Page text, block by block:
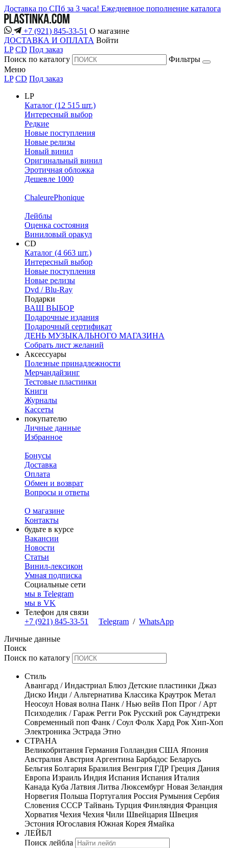
Доставка по СПб за 3 часа! Ежедневное пополнение каталога
+7 (921) 845-33-51 О магазине
ДОСТАВКА И ОПЛАТА Войти
LP CD Под заказ
Поиск по каталогу
Фильтры
Меню
LP CD Под заказ
LP
Каталог (12 515 шт.)
Интересный выбор
Редкие
Новые поступления
Новые релизы
Новый винил
Оригинальный винил
Эротичная обложка
Дешевле 1000
ChaleurePhonique
Лейблы
Оценка состояния
Виниловый оракул
CD
Каталог (4 663 шт.)
Интересный выбор
Новые поступления
Новые релизы
Dvd / Blu-Ray
Подарки
ВАШ ВЫБОР
Подарочные издания
Подарочный сертификат
ДЕНЬ МУЗЫКАЛЬНОГО МАГАЗИНА
Собрать лист желаний
Аксессуары
Полезные принадлежности
Мерчандайзинг
Тестовые пластинки
Книги
Журналы
Кассеты
покупателю
Личные данные
Избранное
Бонусы
Доставка
Оплата
Обмен и возврат
Вопросы и ответы
О магазине
Контакты
будьте в курсе
Вакансии
Новости
Статьи
Винил-лексикон
Умная подписка
Социальные сети
мы в Telegram
мы в VK
Телефон для связи
+7 (921) 845-33-51
Telegram / WhatsApp
Личные данные
Поиск
Поиск по каталогу
Стиль
Авангард / Индастриал Блюз Детские пластинки Джаз
Диско Инди / Альтернатива Классика Краутрок Метал
Неосоул Новая волна Панк / Нью вейв Поп Прог / Арт
Психоделик / Гараж Регги Рок Русский рок Саундтреки
Современный поп Фанк / Соул Фолк Хард Рок Хип-Хоп
Электроника Эстрада Этно
СТРАНА
Великобритания Германия Голландия США Япония
Австралия Австрия Аргентина Барбадос Беларусь
Бельгия Болгария Бразилия Венгрия ГДР Греция Дания
Европа Израиль Индия Испания Испания Италия
Канада Куба Латвия Литва Люксембург Новая Зеландия
Норвегия Польша Португалия Россия Румыния Сербия
Словения СССР Тайвань Турция Финляндия Франция
Хорватия Чехия Чехия Чили Швейцария Швеция
Эстония Югославия Южная Корея Ямайка
ЛЕЙБЛ
Поиск лейбла